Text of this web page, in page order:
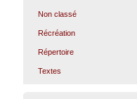
Non classé
Récréation
Répertoire
Textes